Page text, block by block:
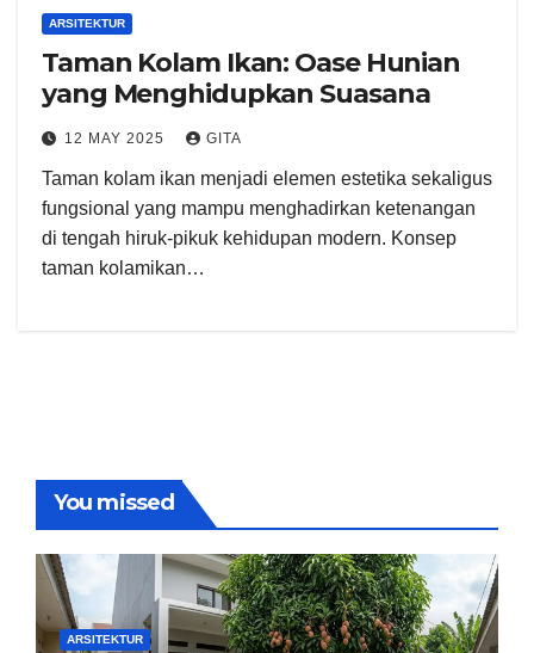
ARSITEKTUR
Taman Kolam Ikan: Oase Hunian
yang Menghidupkan Suasana
12 MAY 2025 GITA
Taman kolam ikan menjadi elemen estetika sekaligus
fungsional yang mampu menghadirkan ketenangan
di tengah hiruk-pikuk kehidupan modern. Konsep
taman kolamikan…
You missed
ARSITEKTUR